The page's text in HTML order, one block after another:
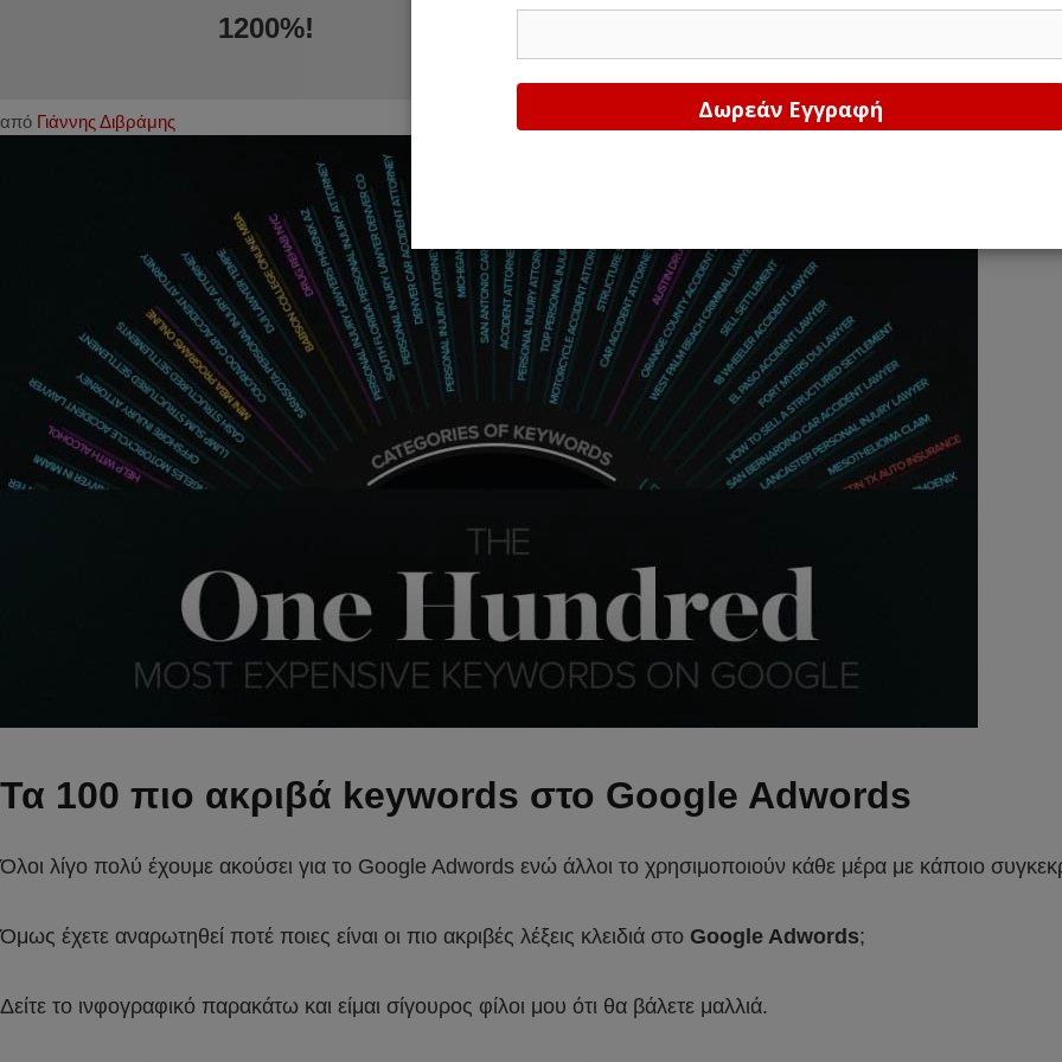
1200%!
από Γιάννης Διβράμης
Τα 100 πιο ακριβά keywords στο Google Adwords
Όλοι λίγο πολύ έχουμε ακούσει για το Google Adwords ενώ άλλοι το χρησιμοποιούν κάθε μέρα με κάποιο
Όμως έχετε αναρωτηθεί ποτέ ποιες είναι οι πιο ακριβές λέξεις κλειδιά στο Google Adwords;
Δείτε το ινφογραφικό παρακάτω και είμαι σίγουρος φίλοι μου ότι θα βάλετε μαλλιά.